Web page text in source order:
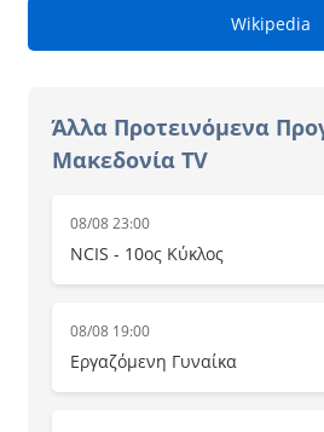
Wikipedia
Άλλα Προτεινόμενα
Μακεδονία TV
08/08 23:00
NCIS - 10ος Κύκλος
08/08 19:00
Εργαζόμενη Γυναίκα